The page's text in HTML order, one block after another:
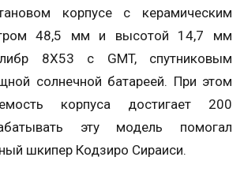
корпусе с керамическим
48,5 мм и высотой 14,7 мм
8X53 с GMT, спутниковым
солнечной батареей. При этом
корпуса достигает 200
эту модель помогал
шкипер Кодзиро Сираиси.